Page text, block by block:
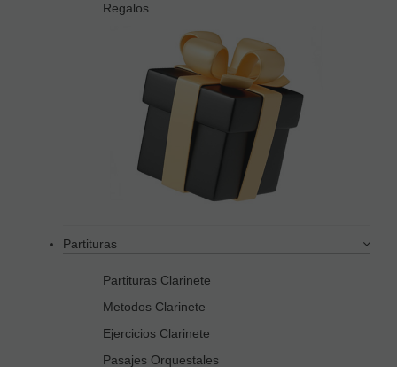
Regalos
Partituras
Partituras Clarinete
Metodos Clarinete
Ejercicios Clarinete
Pasajes Orquestales